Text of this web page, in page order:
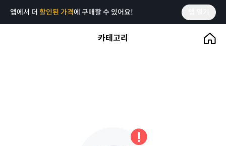
앱에서 더 할인된 가격에 구매할 수 있어요!
카테고리